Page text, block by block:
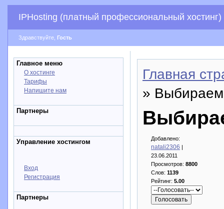
IPHosting (платный профессиональный хостинг)
Здравствуйте, Гость
Главное меню
О хостинге
Тарифы
Напишите нам
Партнеры
Управление хостингом
Вход
Регистрация
Партнеры
Главная
» Выбираем
Добавлено:
natali2306 |
23.06.2011
Просмотров: 8800
Слов: 1139
Рейтинг: 5.00